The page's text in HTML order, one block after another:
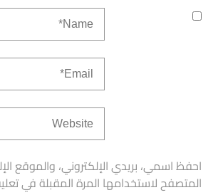
احفظ اسمي، بريدي الإلكتروني، والموقع
المتصفح لاستخدامها المرة المقبلة في